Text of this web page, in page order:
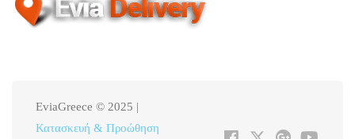
EviaGreece © 2025 |
Κατασκευή & Προώθηση